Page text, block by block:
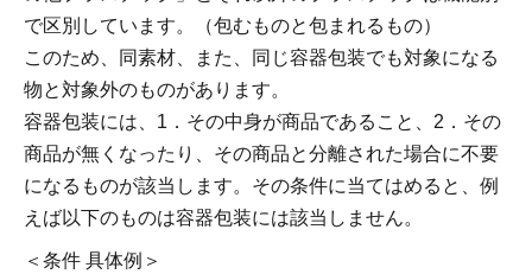
で区別しています。（包むものと包まれるもの）
このため、同素材、また、同じ容器包装でも対象になる
物と対象外のものがあります。
容器包装には、1．その中身が商品であること、2．その
商品が無くなったり、その商品と分離された場合に不要
になるものが該当します。その条件に当てはめると、例
えば以下のものは容器包装には該当しません。
＜条件 具体例＞